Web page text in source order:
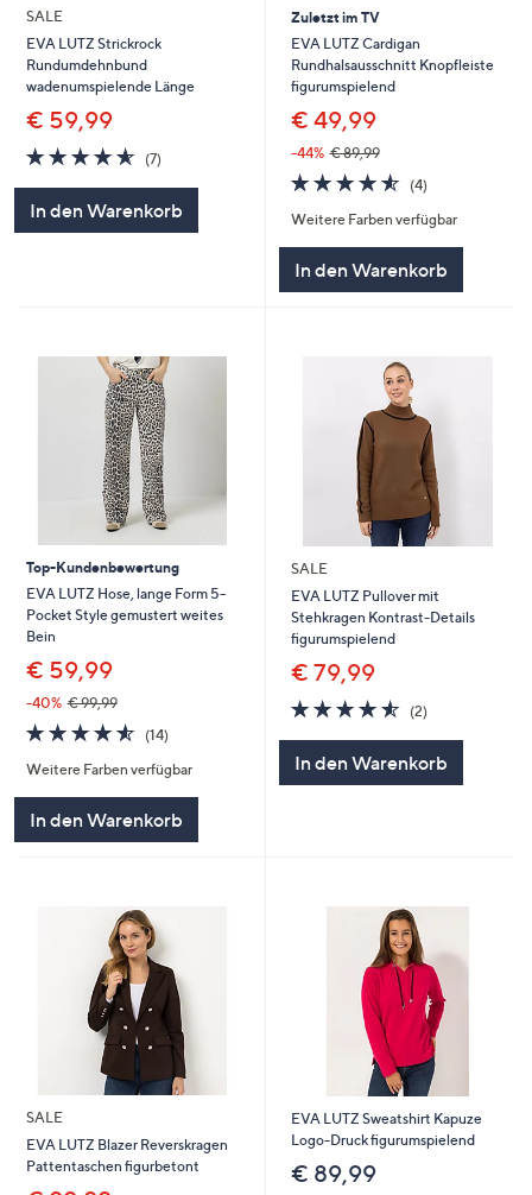
SALE
EVA LUTZ Strickrock
Rundumdehnbund
wadenumspielende Länge
€ 59,99
4.6
von
(7)7
In den Warenkorb
Zuletzt im TV
EVA LUTZ Cardigan
Rundhalsausschnitt Knopfleiste
figurumspielend
€ 49,99
-44% € 89,99
4.5
von
5
(4)4
Weitere Farben verfügbar
In den Warenkorb
Top-Kundenbewertung
EVA LUTZ Hose, lange Form 5-
Pocket Style gemustert weites
Bein
€ 59,99
-40% € 99,99
4.5
von
5
(14)14
Weitere Farben verfügbar
In den Warenkorb
SALE
EVA LUTZ Pullover mit
Stehkragen Kontrast-Details
figurumspielend
€ 79,99
4.5
von
(2)2
In den Warenkorb
SALE
EVA LUTZ Blazer Reverskragen
Pattentaschen figurbetont
EVA LUTZ Sweatshirt Kapuze
Logo-Druck figurumspielend
€ 89,99